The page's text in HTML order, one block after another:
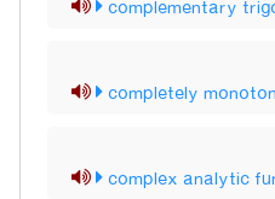
complementary
completely
complex analytic